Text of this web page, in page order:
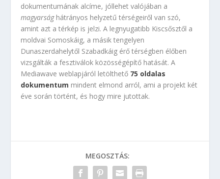
dokumentumának alcíme, jóllehet valójában a
magyarsághátrányos helyzetű térségeiről van szó,
amint azt a térkép is jelzi. A legnyugatibb Kiscsősztől a
moldvai Somoskáig, a másik tengelyen
Dunaszerdahelytől Szabadkáig érő térségben élőben
vizsgálták a fesztiválok közösségépítő hatását. A
Mediawave weblapjáról letölthető 75 oldalas
dokumentum mindent elmond arról, ami a projekt két
éve során történt, és hogy mire jutottak.
MEGOSZTÁS: